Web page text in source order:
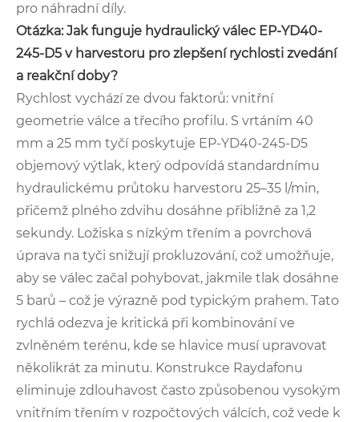
pro náhradní díly.
Otázka: Jak funguje hydraulický válec EP-YD40-
245-D5 v harvestoru pro zlepšení rychlosti zvedání
a reakční doby?
Rychlost vychází ze dvou faktorů: vnitřní
geometrie válce a třecího profilu. S vrtáním 40
mm a 25 mm tyčí poskytuje EP-YD40-245-D5
objemový výtlak, který odpovídá standardnímu
hydraulickému průtoku harvestoru 25–35 l/min,
přičemž plného zdvihu dosáhne přibližně za 1,2
sekundy. Ložiska s nízkým třením a povrchová
úprava na tyči snižují prokluzování, což umožňuje,
aby se válec začal pohybovat, jakmile tlak dosáhne
5 barů – což je výrazně pod typickým prahem. Tato
rychlá odezva je kritická při kombinování ve
zvlněném terénu, kde se hlavice musí upravovat
několikrát za minutu. Konstrukce Raydafonu
eliminuje zdlouhavost často způsobenou vysokým
vnitřním třením v rozpočtových válcích, což vede k